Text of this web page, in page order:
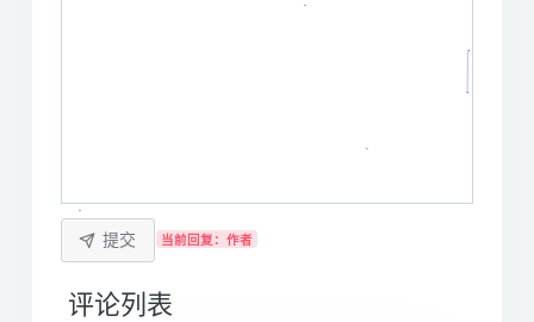
提交 当前回复：作者
评论列表